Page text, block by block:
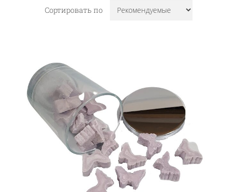
Сортировать по